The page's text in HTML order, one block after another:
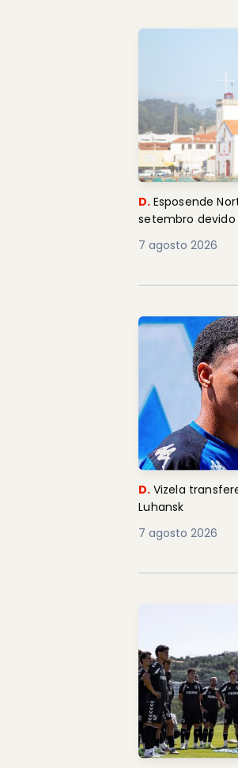
D. Esposende
setembro
7 agosto 2026
D. Vizela
Luhansk
7 agosto 2026